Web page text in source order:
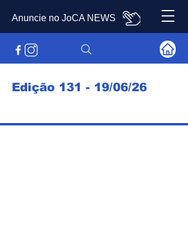
Anuncie no JoCA NEWS
Edição 131 - 19/06/26